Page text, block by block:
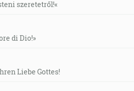
szeretetről!«
di Dio!»
Liebe Gottes!